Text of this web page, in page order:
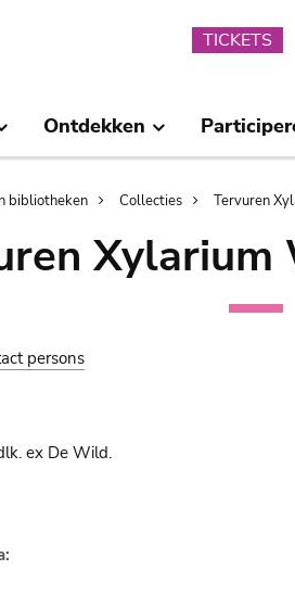
TICKETS
Ontdekken
bibliotheken Collecties Tervuren
Xylarium
persons
ex De Wild.